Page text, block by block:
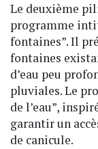
Le deuxième
programme
fontaines”. Il
fontaines
d’eau peu
pluviales. Le
de l’eau”,
garantir un
de canicule.